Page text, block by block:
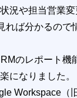
況や担当営業
れば分かるので
のレポート機
になりました。
Workspace（